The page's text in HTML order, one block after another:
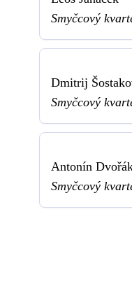
Smyčcový
Dmitrij
Smyčcový
Antonín
Smyčcový